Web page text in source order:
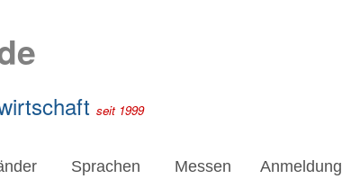
seit 1999
Sprachen Messen Anmeldung